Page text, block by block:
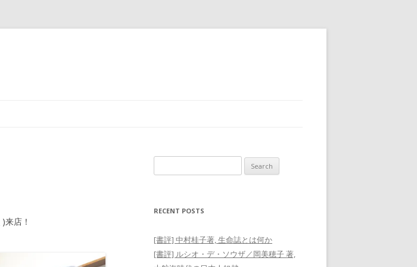
)来店！
for:
RECENT POSTS
[書評] 中村桂子著, 生命誌とは何か
[書評] ルシオ・デ・ソウザ／岡美穂子 著,